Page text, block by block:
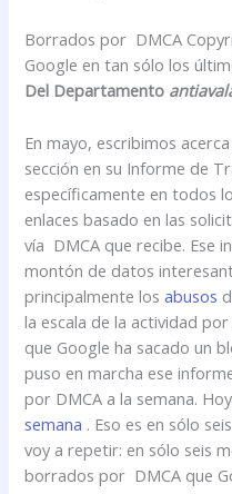
Borrados por DMCA
Google en tan sólo los
Del Departamento
En mayo, escribimos
sección en su Informe de
específicamente en todos
enlaces basado en las
vía DMCA que recibe. Ese
montón de datos
principalmente losabusos
la escala de la actividad
que Google ha sacado un
puso en marcha ese
por DMCA a la semana.
semana . Eso es en sólo
voy a repetir: en sólo seis
borrados por DMCA que